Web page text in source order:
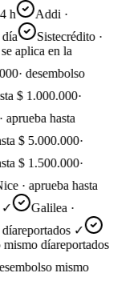
h
Addi ·
Sistecrédito ·
aplica en la
·desembolso
$ 1.000.000·
hasta
$ 5.000.000·
$ 1.500.000·
· aprueba hasta
Galilea ·
reportados ✓
díareportados
mismo